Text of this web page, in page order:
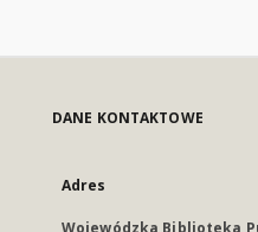
DANE KONTAKTOWE
Adres
Wojewódzka Biblioteka